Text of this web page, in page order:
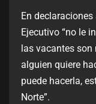
En
Ejecutivo “no le
las vacantes son
alguien quiere
puede hacerla,
Norte”.